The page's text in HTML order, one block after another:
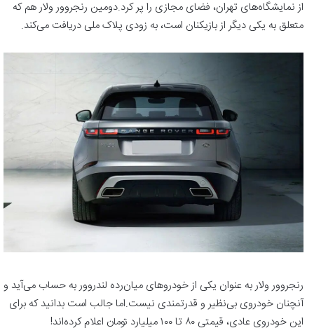
از نمایشگاه‌های تهران، فضای مجازی را پر کرد.دومین رنجروور ولار هم که
متعلق به یکی دیگر از بازیکنان است، به زودی پلاک ملی دریافت می‌کند.
رنجروور ولار به عنوان یکی از خودروهای میان‌رده لندروور به حساب می‌آید و
آنچنان خودروی بی‌نظیر و قدرتمندی نیست.اما جالب است بدانید که برای
این خودروی عادی، قیمتی ۸۰ تا ۱۰۰ میلیارد تومان اعلام کرده‌اند!